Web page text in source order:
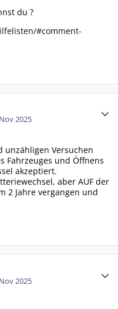
du ?
#comment-
2025
unzähligen Versuchen
Fahrzeuges und Öffnens
akzeptiert.
aber AUF der
2 Jahre vergangen und
2025